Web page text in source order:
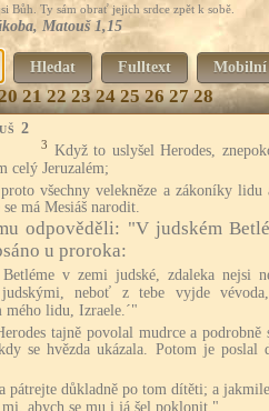
Bůh. Ty sám obrať jejich srdce zpět k sobě.
Matouš 1,15
Hledat Fulltext Mobilní
21 22 23 24 25 26 27 28
2
3 Když to uslyšel Herodes,
celý Jeruzalém;
všechny velekněze a zákoníky lidu
má Mesiáš narodit.
odpověděli: "V judském
u proroka:
v zemi judské, zdaleka nejsi
neboť z tebe vyjde
mého lidu, Izraele.´"
tajně povolal mudrce a podrobně
se hvězda ukázala. Potom je poslal
pátrejte důkladně po tom dítěti; a jakmile
mi, abych se mu i já šel poklonit."